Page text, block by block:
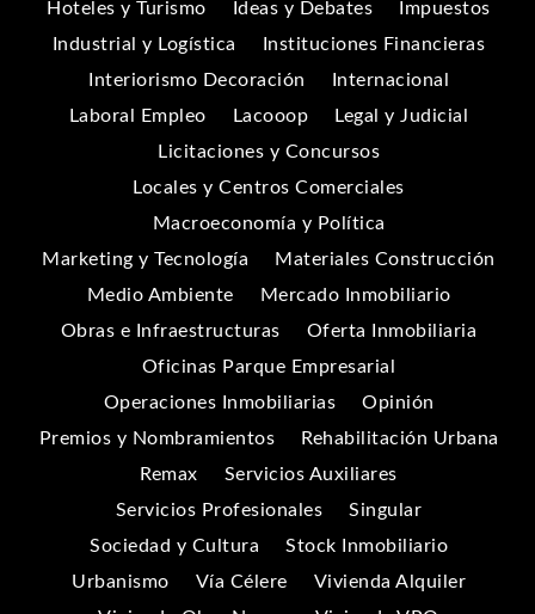
Hoteles y Turismo
Ideas y Debates
Impuestos
Industrial y Logística
Instituciones Financieras
Interiorismo Decoración
Internacional
Laboral Empleo
Lacooop
Legal y Judicial
Licitaciones y Concursos
Locales y Centros Comerciales
Macroeconomía y Política
Marketing y Tecnología
Materiales Construcción
Medio Ambiente
Mercado Inmobiliario
Obras e Infraestructuras
Oferta Inmobiliaria
Oficinas Parque Empresarial
Operaciones Inmobiliarias
Opinión
Premios y Nombramientos
Rehabilitación Urbana
Remax
Servicios Auxiliares
Servicios Profesionales
Singular
Sociedad y Cultura
Stock Inmobiliario
Urbanismo
Vía Célere
Vivienda Alquiler